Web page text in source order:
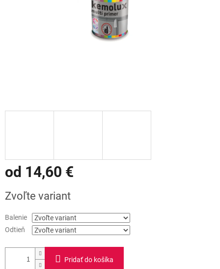
od 14,60 €
cena:
Zvoľte variant
Balenie
Odtieň
Pridať do košíka